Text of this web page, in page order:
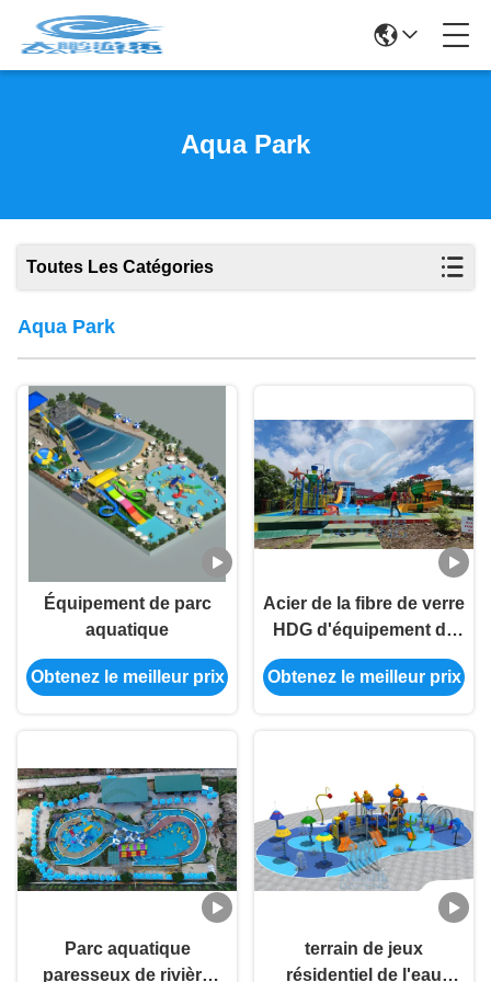
Aqua Park
Toutes Les Catégories
Aqua Park
Équipement de parc
aquatique
Obtenez le meilleur prix
Acier de la fibre de verre
HDG d'équipement de
glissière de parc
aquatique de terrain de
Obtenez le meilleur prix
Parc aquatique
paresseux de rivière
terrain de jeux
résidentiel de l'eau